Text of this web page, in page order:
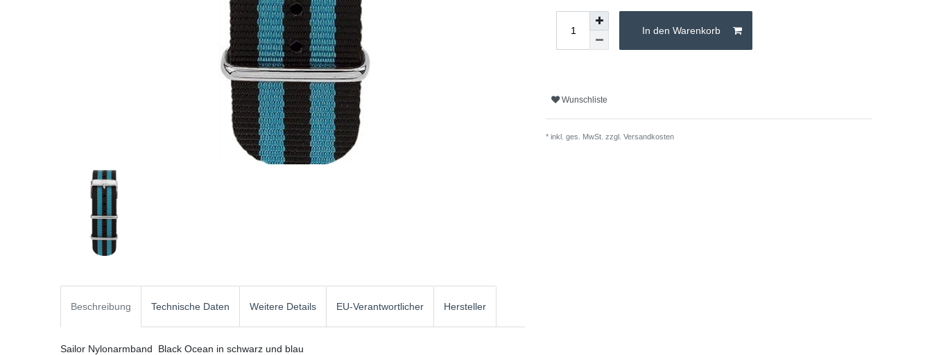
In den Warenkorb
Wunschliste
* inkl. ges. MwSt. zzgl. Versandkosten
Beschreibung Technische Daten Weitere Details EU-Verantwortlicher Hersteller
Sailor Nylonarmband Black Ocean in schwarz und blau